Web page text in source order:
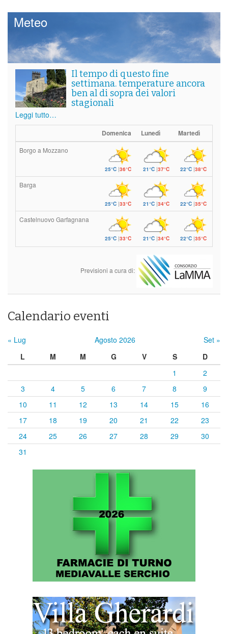
Meteo
Il tempo di questo fine
settimana. temperature ancora
ben al di sopra dei valori
stagionali
Leggi tutto…
Domenica Lunedì Martedì
Borgo a Mozzano
25°C|36°C 21°C|37°C 22°C |38°C
Barga
25°C|33°C 21°C|34°C 22°C |35°C
Castelnuovo Garfagnana
25°C|33°C 21°C|34°C 22°C |35°C
Previsioni a cura di:
Calendario eventi
« Lug Agosto 2026
Set »
L
M M G V S
D
1
2
3
4 5 6 7 8
9
10
11 12 13 14 15
16
17
18 19 20 21 22
23
24
25 26 27 28 29
30
31